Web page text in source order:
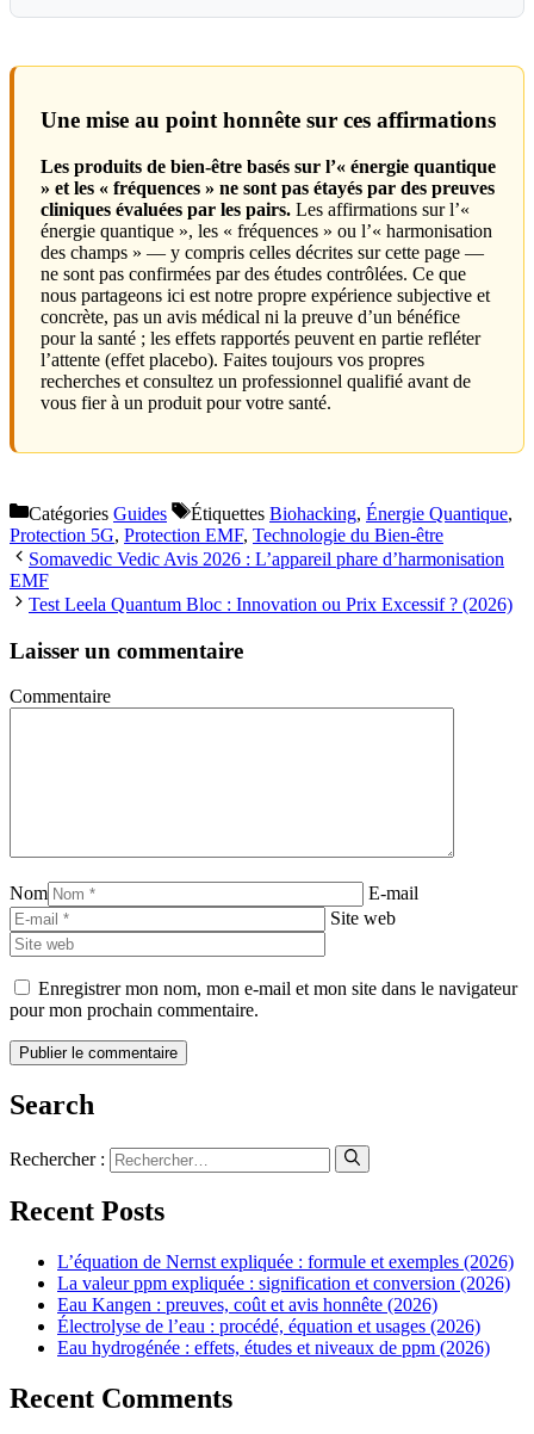
Une mise au point honnête sur ces affirmations
Les produits de bien-être basés sur l’« énergie quantique
» et les « fréquences » ne sont pas étayés par des preuves
cliniques évaluées par les pairs. Les affirmations sur l’«
énergie quantique », les « fréquences » ou l’« harmonisation
des champs » — y compris celles décrites sur cette page —
ne sont pas confirmées par des études contrôlées. Ce que
nous partageons ici est notre propre expérience subjective et
concrète, pas un avis médical ni la preuve d’un bénéfice
pour la santé ; les effets rapportés peuvent en partie refléter
l’attente (effet placebo). Faites toujours vos propres
recherches et consultez un professionnel qualifié avant de
vous fier à un produit pour votre santé.
Catégories Guides Étiquettes Biohacking, Énergie Quantique,
Protection 5G, Protection EMF, Technologie du Bien-être
Somavedic Vedic Avis 2026 : L’appareil phare d’harmonisation
EMF
Test Leela Quantum Bloc : Innovation ou Prix Excessif ? (2026)
Laisser un commentaire
Commentaire
Nom
E-mail
Site web
Enregistrer mon nom, mon e-mail et mon site dans le navigateur
pour mon prochain commentaire.
Search
Rechercher :
Recent Posts
L’équation de Nernst expliquée : formule et exemples (2026)
La valeur ppm expliquée : signification et conversion (2026)
Eau Kangen : preuves, coût et avis honnête (2026)
Électrolyse de l’eau : procédé, équation et usages (2026)
Eau hydrogénée : effets, études et niveaux de ppm (2026)
Recent Comments